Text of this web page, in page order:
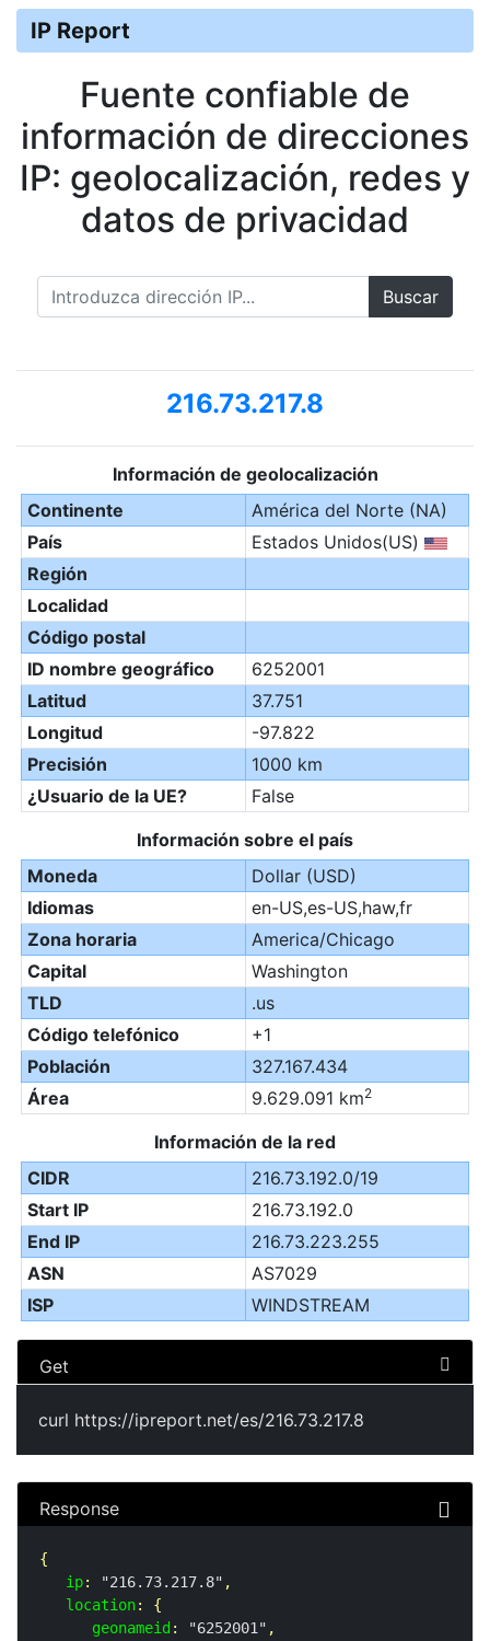
IP Report
Fuente confiable de
información de direcciones
IP: geolocalización, redes y
datos de privacidad
Buscar
216.73.217.8
Información de geolocalización
Continente
América del Norte (NA)
País
Estados Unidos(US)
Región
Localidad
Código postal
ID nombre geográfico
6252001
Latitud
37.751
Longitud
-97.822
Precisión
1000 km
¿Usuario de la UE?
False
Información sobre el país
Moneda
Dollar (USD)
Idiomas
en-US,es-US,haw,fr
Zona horaria
America/Chicago
Capital
Washington
TLD
.us
Código telefónico
+1
Población
327.167.434
Área
9.629.091 km2
Información de la red
CIDR
216.73.192.0/19
Start IP
216.73.192.0
End IP
216.73.223.255
ASN
AS7029
ISP
WINDSTREAM
Get
curl https://ipreport.net/es/216.73.217.8
Response
{
ip: "216.73.217.8" ,
location: {
geonameid : "6252001" ,